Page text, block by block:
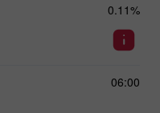
0.11%
06:00